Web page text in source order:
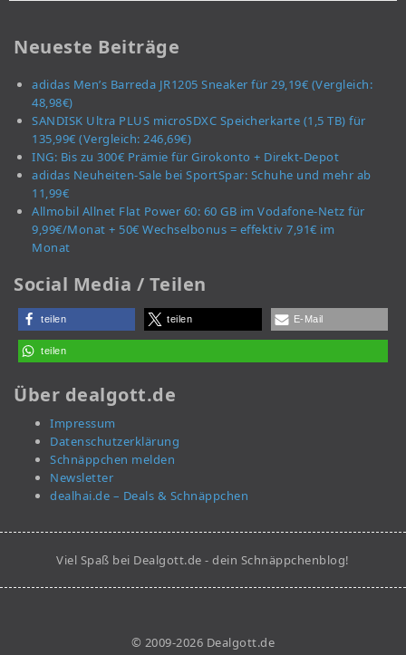
Neueste Beiträge
adidas Men’s Barreda JR1205 Sneaker für 29,19€ (Vergleich:
48,98€)
SANDISK Ultra PLUS microSDXC Speicherkarte (1,5 TB) für
135,99€ (Vergleich: 246,69€)
ING: Bis zu 300€ Prämie für Girokonto + Direkt-Depot
adidas Neuheiten-Sale bei SportSpar: Schuhe und mehr ab
11,99€
Allmobil Allnet Flat Power 60: 60 GB im Vodafone-Netz für
9,99€/Monat + 50€ Wechselbonus = effektiv 7,91€ im
Monat
Social Media / Teilen
teilen teilen E-Mail
teilen
Über dealgott.de
Impressum
Datenschutzerklärung
Schnäppchen melden
Newsletter
dealhai.de – Deals & Schnäppchen
Viel Spaß bei Dealgott.de - dein Schnäppchenblog!
© 2009-2026 Dealgott.de